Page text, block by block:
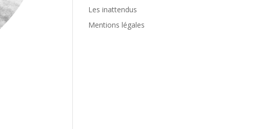
Les inattendus
Mentions légales